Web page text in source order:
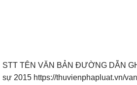
STT TÊN VĂN BẢN ĐƯỜNG DẪN
sự 2015 https://thuvienphapluat.vn/